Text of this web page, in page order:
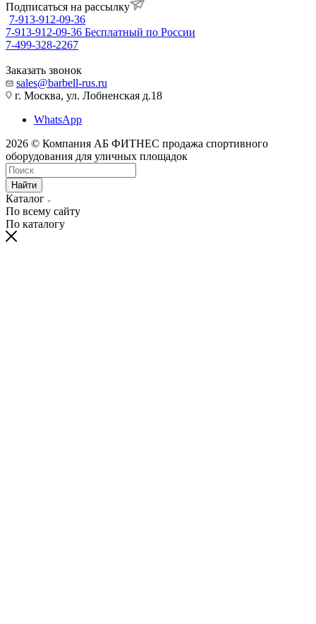
Подписаться на рассылку
7-913-912-09-36
7-913-912-09-36 Бесплатный по России
7-499-328-2267
Заказать звонок
sales@barbell-rus.ru
г. Москва, ул. Лобненская д.18
WhatsApp
2026 © Компания АБ ФИТНЕС продажа спортивного
оборудования для уличных площадок
Найти
Каталог
По всему сайту
По каталогу